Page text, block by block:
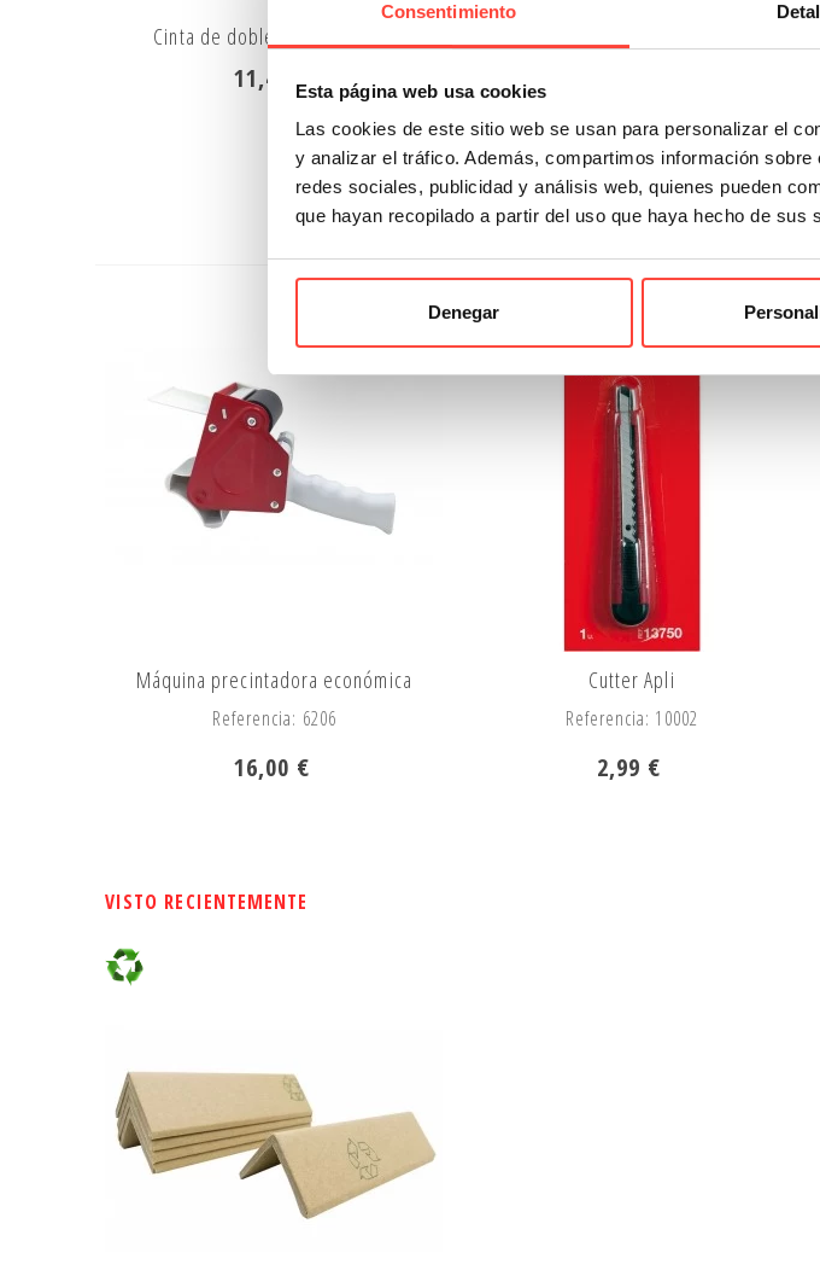
Consentimiento
Esta página web usa cookies
Las cookies de este sitio web se usan para personalizar el
y analizar el tráfico. Además, compartimos información
redes sociales, publicidad y análisis web, quienes pueden
que hayan recopilado a partir del uso que haya hecho de sus
Denegar
Cinta de doble cara adhesiva
11,47 €
4,19 € 3,56 €
Máquina precintadora económica
Referencia: 6206
16,00 €
Cutter Apli
Referencia: 10002
2,99 €
VISTO RECIENTEMENTE